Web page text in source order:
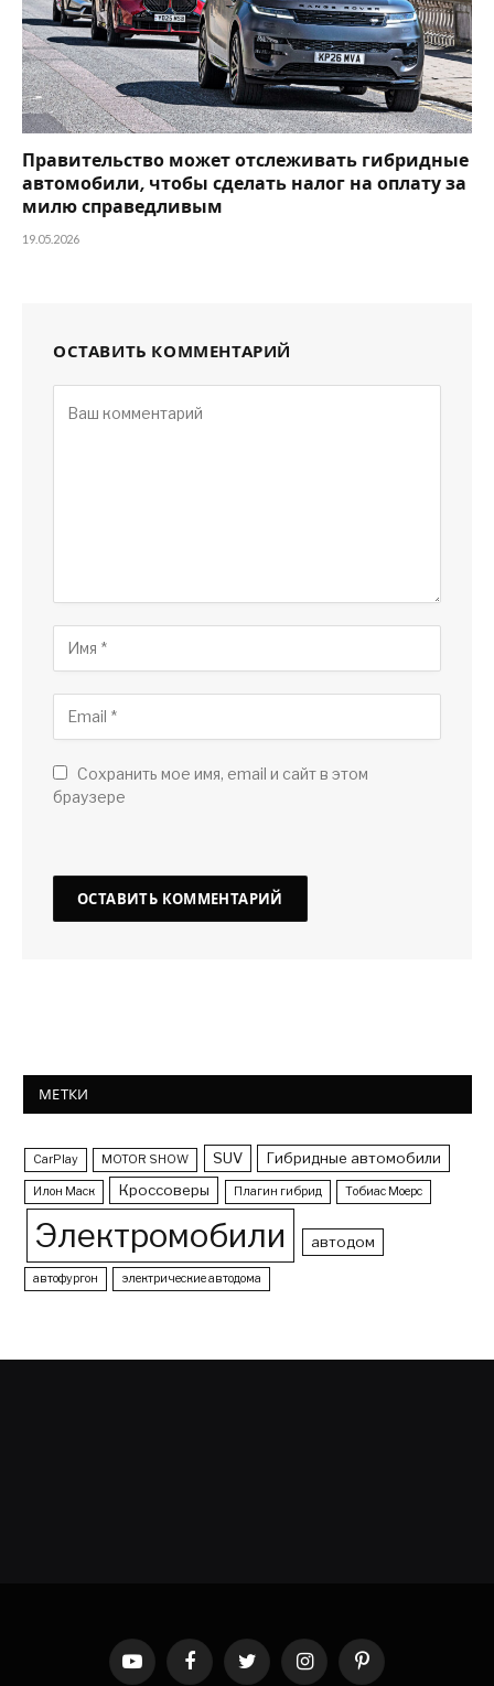
Правительство может отслеживать гибридные
автомобили, чтобы сделать налог на оплату за
милю справедливым
19.05.2026
ОСТАВИТЬ КОММЕНТАРИЙ
Сохранить мое имя, email и сайт в этом
браузере
МЕТКИ
CarPlay MOTOR SHOW SUV Гибридные автомобили
Илон Маск Кроссоверы Плагин гибрид Тобиас Моерс
Электромобили автодом
автофургон электрические автодома
YouTubeFacebookTwitter InstagramPinterest